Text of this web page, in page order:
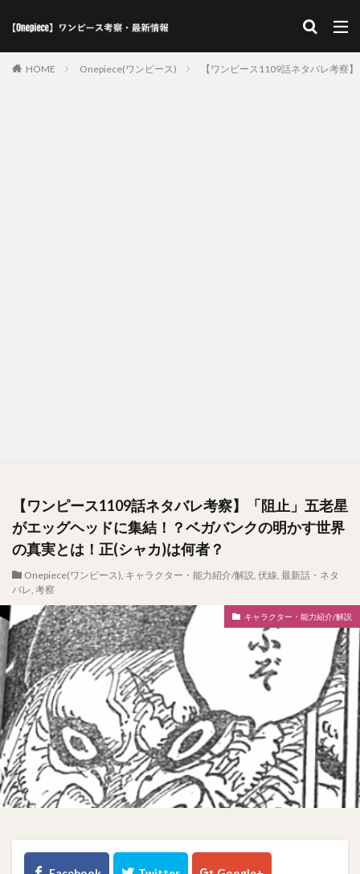
HOME Onepiece(ワンピース) 【ワンピース1109話ネタバレ考察
【ワンピース1109話ネタバレ考察】「阻止」五老星
がエッグヘッドに集結！？ベガバンクの明かす世界
の真実とは！正(シャカ)は何者？
Onepiece(ワンピース), キャラクター・能力紹介/解説, 伏線, 最新話・ネタ
バレ, 考察
キャラクター・能力紹介/解説